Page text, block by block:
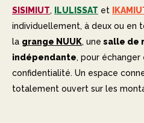
SISIMIUT, ILULISSAT et
individuellement, à deux ou en
la grange NUUK, une salle de
indépendante, pour
confidentialité. Un espace
totalement ouvert sur les